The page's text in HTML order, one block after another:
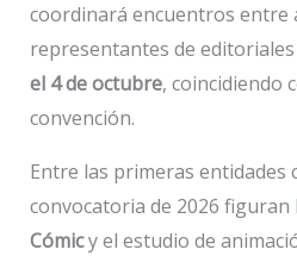
coordinará encuentros entre
representantes de
el 4 de octubre, coincidiendo
convención.
Entre las primeras entidades
convocatoria de 2026 figuran
Cómicy el estudio de